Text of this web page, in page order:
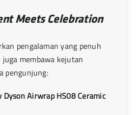
Meets Celebration
pengalaman yang penuh
juga membawa kejutan
pengunjung:
Dyson Airwrap HS08 Ceramic